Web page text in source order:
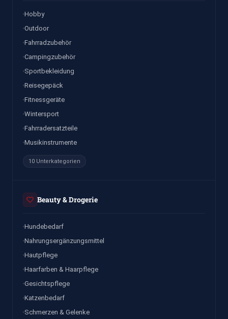
Hobby
Outdoor
Fahrradzubehör
Campingzubehör
Sportbekleidung
Reisegepäck
Fitnessgeräte
Wintersport
Fahrradersatzteile
Musikinstrumente
10 Unterkategorien
Beauty & Drogerie
Hundebedarf
Nahrungsergänzungsmittel
Hautpflege
Haarfarben & Haarpflege
Gesichtspflege
Katzenbedarf
Schmerzen & Gelenke